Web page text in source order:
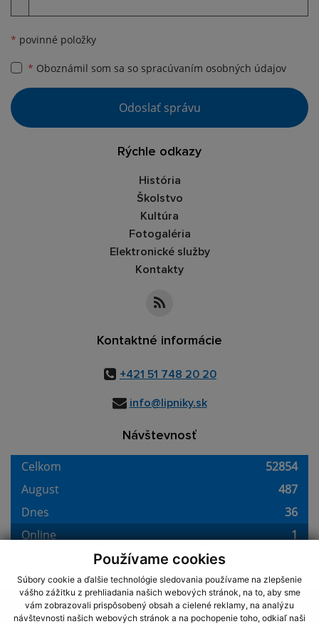
Používame cookies
Súbory cookie a ďalšie technológie sledovania používame na zlepšenie
vášho zážitku z prehliadania našich webových stránok, na to, aby sme
vám zobrazovali prispôsobený obsah a cielené reklamy, na analýzu
návštevnosti našich webových stránok a na pochopenie toho, odkiaľ naši
* povinné položky
* Oboznámil som sa so spracúvaním osobných údajov
Google reCaptcha Response
Odoslať správu
Rýchle odkazy
História
Školstvo
Kultúra
Fotogaléria
Elektronické služby
Kontakty
Kontaktné informácie
+421 51 748 20 20
info@lipniky.sk
Návštevnosť
využite možnosť získavania aktuálnych informácií s využitím RSS
CMS systém (redakčný) systém ECHELON 2,Mapa stránok,web portál